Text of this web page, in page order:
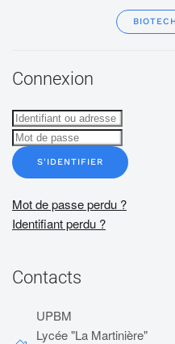
Connexion
S'IDENTIFIER
Mot de passe perdu ?
Identifiant perdu ?
Contacts
UPBM
Lycée "La Martinière"